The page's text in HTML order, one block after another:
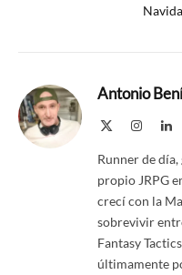
Antonio
Runner de
propio JRPG
crecí con la
sobrevivir
Fantasy
últimamente